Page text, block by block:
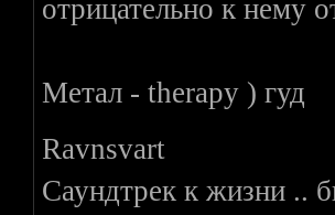
отрицательно к нему
Метал - therapy ) гуд
Ravnsvart
Саундтрек к жизни ..